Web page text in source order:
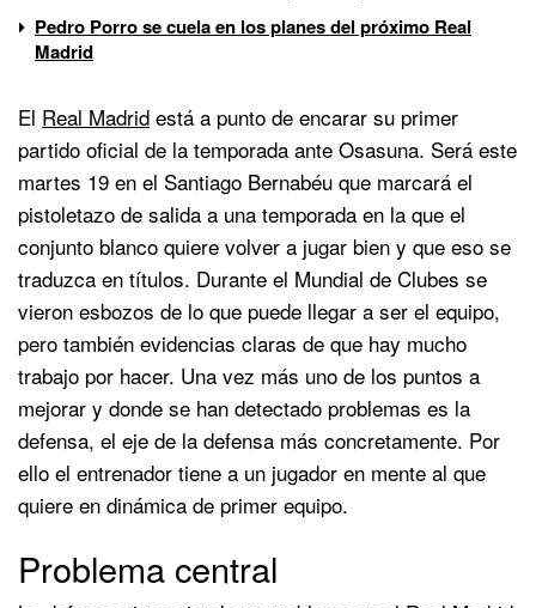
Pedro Porro se cuela en los planes del próximo Real
Madrid
El Real Madrid está a punto de encarar su primer
partido oficial de la temporada ante Osasuna. Será este
martes 19 en el Santiago Bernabéu que marcará el
pistoletazo de salida a una temporada en la que el
conjunto blanco quiere volver a jugar bien y que eso se
traduzca en títulos. Durante el Mundial de Clubes se
vieron esbozos de lo que puede llegar a ser el equipo,
pero también evidencias claras de que hay mucho
trabajo por hacer. Una vez más uno de los puntos a
mejorar y donde se han detectado problemas es la
defensa, el eje de la defensa más concretamente. Por
ello el entrenador tiene a un jugador en mente al que
quiere en dinámica de primer equipo.
Problema central